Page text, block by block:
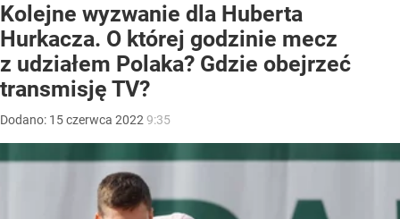
Kolejne wyzwanie dla Huberta
Hurkacza. O której godzinie mecz
z udziałem Polaka? Gdzie obejrzeć
transmisję TV?
Dodano: 15czerwca 2022 9:35